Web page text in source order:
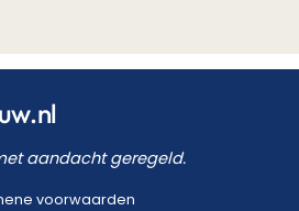
aandacht geregeld.
voorwaarden